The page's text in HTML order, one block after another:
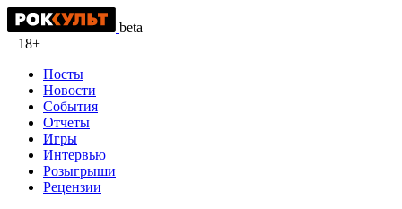
beta
18+
Посты
Новости
События
Отчеты
Игры
Интервью
Розыгрыши
Рецензии